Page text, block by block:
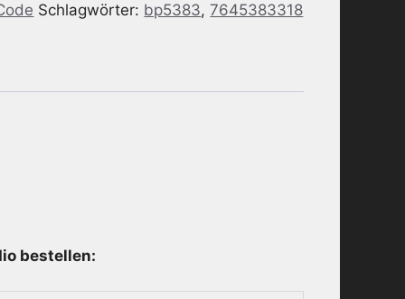
Schlagwörter: bp5383,7645383318
bestellen: